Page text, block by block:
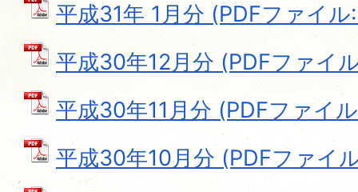
平成31年 1月分 (PDFファイル
平成30年12月分 (PDFファイ
平成30年11月分 (PDFファイ
平成30年10月分 (PDFファイ